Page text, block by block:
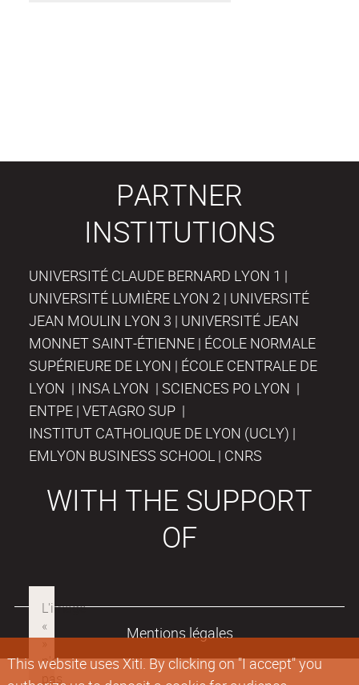
This website uses Xiti. By clicking on "I accept" you
PARTNER
INSTITUTIONS
UNIVERSITÉ CLAUDE BERNARD LYON 1 |
UNIVERSITÉ LUMIÈRE LYON 2 | UNIVERSITÉ
JEAN MOULIN LYON 3 | UNIVERSITÉ JEAN
MONNET SAINT-ÉTIENNE | ÉCOLE NORMALE
SUPÉRIEURE DE LYON | ÉCOLE CENTRALE DE
LYON | INSA LYON | SCIENCES PO LYON |
ENTPE | VETAGRO SUP |
INSTITUT CATHOLIQUE DE LYON (UCLY) |
EMLYON BUSINESS SCHOOL | CNRS
WITH THE SUPPORT
OF
Mentions légales